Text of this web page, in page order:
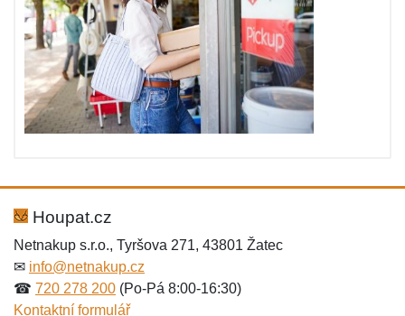
Houpat.cz
Netnakup s.r.o., Tyršova 271, 43801 Žatec
✉ info@netnakup.cz
☎ 720 278 200 (Po-Pá 8:00-16:30)
Kontaktní formulář